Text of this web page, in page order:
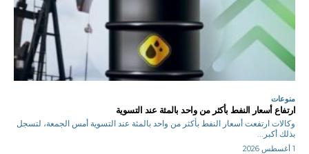
منوعات
ارتفاع أسعار النفط بأكثر من واحد بالمئة عند التسوية
وكالات ارتفعت أسعار ‌النفط بأكثر من واحد بالمئة عند التسوية أمس الجمعة، لتسجل
بذلك أكبر...
1 أغسطس 2026